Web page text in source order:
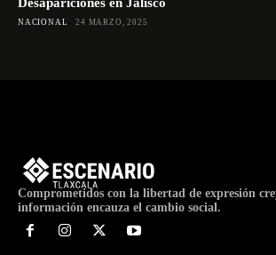
Desapariciones en Jalisco
NACIONAL 24 MARZO, 2025
Comprometidos con la libertad de expresión
información encauza el cambio social.